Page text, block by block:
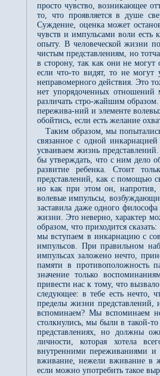
просто чувство, возникающее
то, что проявляется в душе
Суждение, оценка может
чувств и импульсами воли есть
опыту. В человеческой жизни
чистым представлениям, но
в сторону, так как они не могут
если что-то видят, то не могут
неправомерного действия. Это
нет упорядоченных
различать стро-жайшим
пережива-ний и элементе
обойтись, если есть желание
Таким образом, мы
связанное с одной
усваиваем жизнь
бы утверждать, что с ним дело
развитие ребенка. Стоит
представлений, как с помощью
но как при этом он, напротив,
волевые импульсы,
заставила даже одного
жизни. Это неверно, характер
образом, что приходится
мы вступаем в инкарнацию с
импульсов. При правильном
импульсах заложено нечто,
памяти в противоположность
значение только
привести нас к тому, что
следующее: в тебе есть
пределы жизни
вспоминаем? Мы вспоминаем
столкнулись, мы были в такой-
представлениях, но должны
личности, которая хотела
внутренними переживаниями
вживание, нежели вживание в
если можно употребить такое